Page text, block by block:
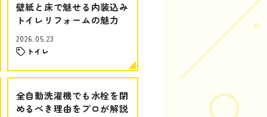
壁紙と床で魅せる内装込み
トイレリフォームの魅力
2026.05.23
トイレ
全自動洗濯機でも水栓を閉
めるべき理由をプロが解説